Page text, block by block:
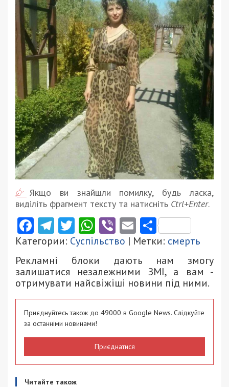
Якщо ви знайшли помилку, будь ласка,
виділіть фрагмент тексту та натисніть Ctrl+Enter.
Facebook
Telegram
Twitter
WhatsApp
ViberEmail
Категории: Суспільство | Метки: смерть
Рекламні блоки дають нам змогу
залишатися незалежними ЗМІ, а вам -
отримувати найсвіжіші новини під ними.
Приєднуйтесь також до 49000 в Google News. Слідкуйте
за останніми новинами!
Приєднатися
Читайте також